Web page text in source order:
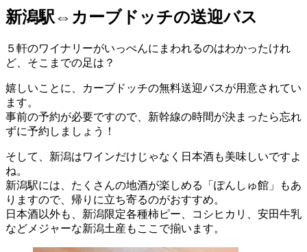
新潟駅⇔カーブドッチの送迎バス
５軒のワイナリーがいっぺんにまわれるのはわかったけれ
ど、そこまでの足は？
嬉しいことに、カーブドッチの無料送迎バスが用意されてい
ます。
事前の予約が必要ですので、新幹線の時間が決まったら忘れ
ずに予約しましょう！
そして、新潟はワインだけじゃなく日本酒も美味しいですよ
ね。
新潟駅には、たくさんの地酒が楽しめる「ぽんしゅ館」もあ
りますので、帰りに立ち寄るのがおすすめ。
日本酒以外も、新潟限定各種柿ピー、コシヒカリ、安田牛乳
などメジャーな新潟土産もここで揃います。